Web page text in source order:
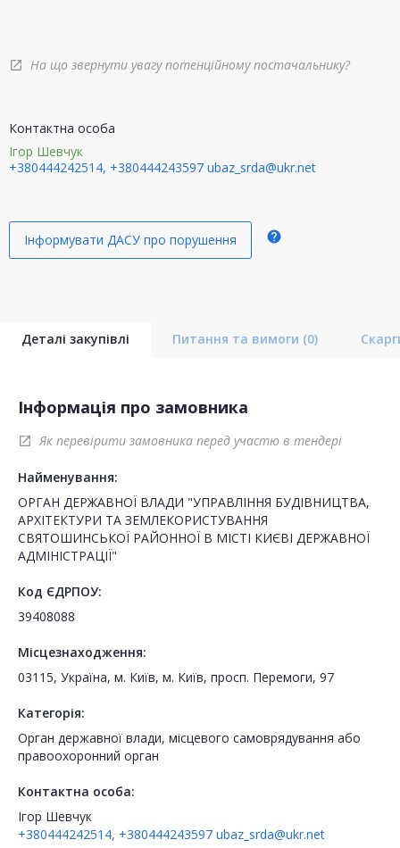
open_in_new На що звернути увагу потенційному постачальнику?
Контактна особа
Ігор Шевчук
+380444242514, +380444243597 ubaz_srda@ukr.net
Інформувати ДАСУ про порушення help
Деталі закупівлі Питання та вимоги (0)
Інформація про замовника
open_in_new Як перевірити замовника перед участю в тендері
Найменування:
ОРГАН ДЕРЖАВНОЇ ВЛАДИ "УПРАВЛІННЯ БУДІВНИЦТВА,
АРХІТЕКТУРИ ТА ЗЕМЛЕКОРИСТУВАННЯ
СВЯТОШИНСЬКОЇ РАЙОННОЇ В МІСТІ КИЄВІ ДЕРЖАВНОЇ
АДМІНІСТРАЦІЇ"
Код ЄДРПОУ:
39408088
Місцезнаходження:
03115, Україна, м. Київ, м. Київ, просп. Перемоги, 97
Категорія:
Орган державної влади, місцевого самоврядування або
правоохоронний орган
Контактна особа:
Ігор Шевчук
+380444242514, +380444243597 ubaz_srda@ukr.net